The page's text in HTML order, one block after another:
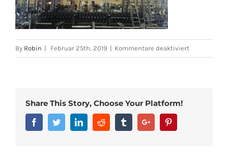
By Robin | Februar 25th, 2019 | Kommentare deaktiviertfür
380f8fdd-
Share This Story, Choose Your Platform!
FacebookTwitterLinkedinReddit TumblrGoogle+